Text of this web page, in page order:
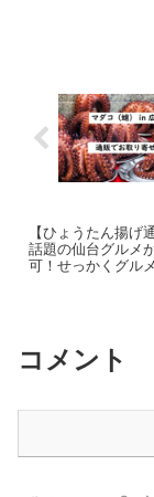
【ひょうたん揚げ
話題の仙台グルメ
可！せっかくグル
コメント